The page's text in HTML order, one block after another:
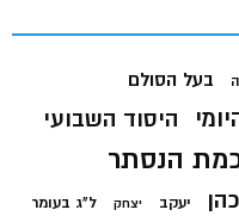
בעל הסולם
היסוד השבועי
הנסתר
יעקב יצחק ל"ג בעומר